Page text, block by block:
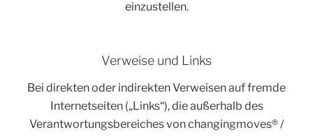
einzustellen.
Verweise und Links
Bei direkten oder indirekten Verweisen auf fremde
Internetseiten („Links“), die außerhalb des
Verantwortungsbereiches von changingmoves® /